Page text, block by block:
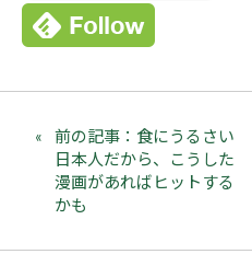
前の記事：食にうるさい
日本人だから、こうした
漫画があればヒットする
かも